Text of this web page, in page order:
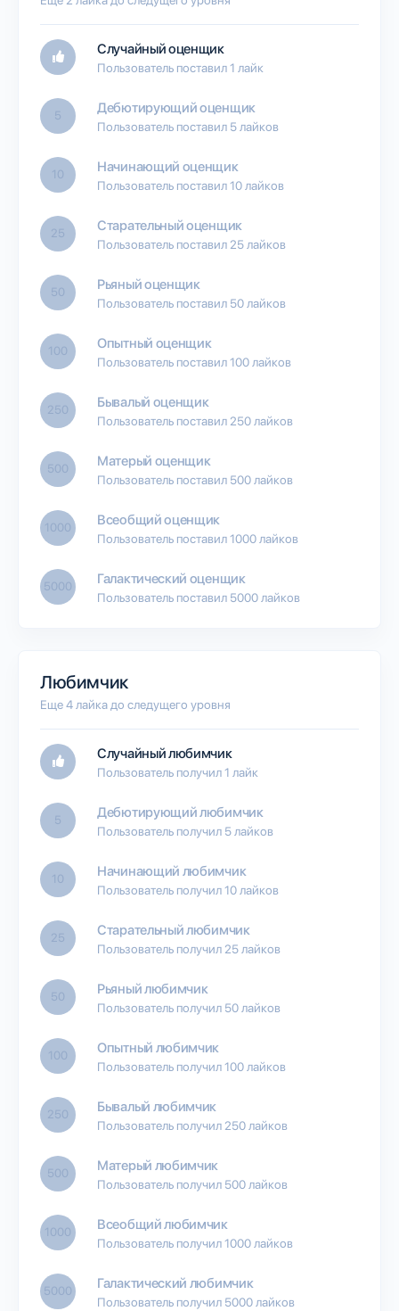
Случайный оценщик
Пользователь поставил 1 лайк
5 Дебютирующий оценщик
Пользователь поставил 5 лайков
10 Начинающий оценщик
Пользователь поставил 10 лайков
25 Старательный оценщик
Пользователь поставил 25 лайков
50 Рьяный оценщик
Пользователь поставил 50 лайков
100 Опытный оценщик
Пользователь поставил 100 лайков
250 Бывалый оценщик
Пользователь поставил 250 лайков
500 Матерый оценщик
Пользователь поставил 500 лайков
1000 Всеобщий оценщик
Пользователь поставил 1000 лайков
5000 Галактический оценщик
Пользователь поставил 5000 лайков
Любимчик
Еще 4 лайка до следущего уровня
Случайный любимчик
Пользователь получил 1 лайк
5 Дебютирующий любимчик
Пользователь получил 5 лайков
10 Начинающий любимчик
Пользователь получил 10 лайков
25 Старательный любимчик
Пользователь получил 25 лайков
50 Рьяный любимчик
Пользователь получил 50 лайков
100 Опытный любимчик
Пользователь получил 100 лайков
250 Бывалый любимчик
Пользователь получил 250 лайков
500 Матерый любимчик
Пользователь получил 500 лайков
1000 Всеобщий любимчик
Пользователь получил 1000 лайков
5000 Галактический любимчик
Пользователь получил 5000 лайков